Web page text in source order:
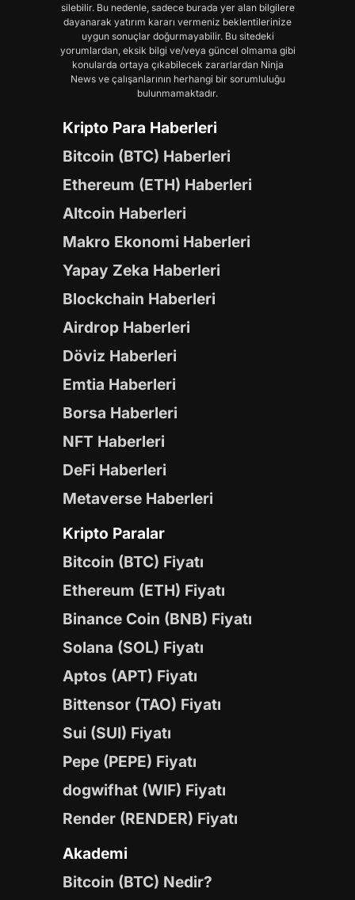
silebilir. Bu nedenle, sadece burada yer alan bilgilere
dayanarak yatırım kararı vermeniz beklentilerinize
uygun sonuçlar doğurmayabilir. Bu sitedeki
yorumlardan, eksik bilgi ve/veya güncel olmama gibi
konularda ortaya çıkabilecek zararlardan Ninja
News ve çalışanlarının herhangi bir sorumluluğu
bulunmamaktadır.
Kripto Para Haberleri
Bitcoin (BTC) Haberleri
Ethereum (ETH) Haberleri
Altcoin Haberleri
Makro Ekonomi Haberleri
Yapay Zeka Haberleri
Blockchain Haberleri
Airdrop Haberleri
Döviz Haberleri
Emtia Haberleri
Borsa Haberleri
NFT Haberleri
DeFi Haberleri
Metaverse Haberleri
Kripto Paralar
Bitcoin (BTC) Fiyatı
Ethereum (ETH) Fiyatı
Binance Coin (BNB) Fiyatı
Solana (SOL) Fiyatı
Aptos (APT) Fiyatı
Bittensor (TAO) Fiyatı
Sui (SUI) Fiyatı
Pepe (PEPE) Fiyatı
dogwifhat (WIF) Fiyatı
Render (RENDER) Fiyatı
Akademi
Bitcoin (BTC) Nedir?